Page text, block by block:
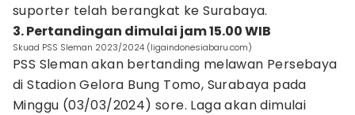
suporter telah berangkat ke Surabaya.
3. Pertandingan dimulai jam 15.00 WIB
Skuad PSS Sleman 2023/2024 (ligaindonesiabaru.com)
PSS Sleman akan bertanding melawan Persebaya
di Stadion Gelora Bung Tomo, Surabaya pada
Minggu (03/03/2024) sore. Laga akan dimulai